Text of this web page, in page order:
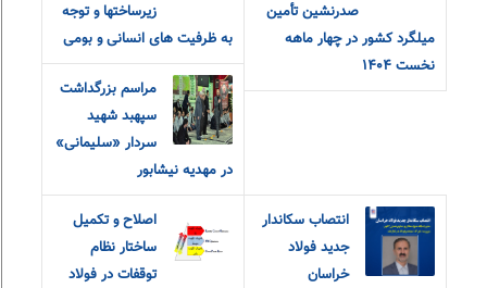
صدرنشین تأمین
میلگرد کشور در چهار ماهه
نخست ۱۴۰۴
زیرساختها و توجه
به ظرفیت های انسانی و بومی
مراسم بزرگداشت
سپهبد شهید
سردار «سلیمانی»
در مهدیه نیشابور
انتصاب سکاندار
جدید فولاد
خراسان
اصلاح و تکمیل
ساختار نظام
توقفات در فولاد